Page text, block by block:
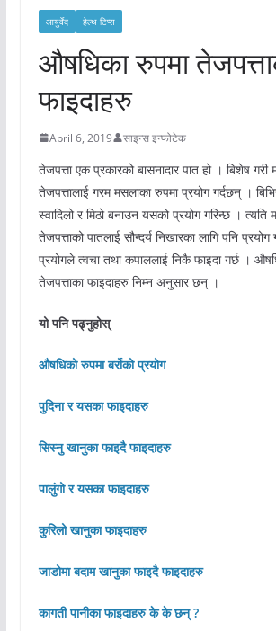
आयुर्वेद हेल्थ टिप्स
औषधिका रुपमा
फाइदाहरु
April 6, 2019 साइन्स इन्फोटेक
तेजपत्ता एक प्रकारको बासनादार पात हो । बिशेष गरी
तेजपत्तालाई गरम मसलाका रुपमा प्रयोग गर्दछन् ।
स्वादिलो र मिठो बनाउन यसको प्रयोग गरिन्छ । त्यति
तेजपत्ताको पातलाई सौन्दर्य निखारका लागि पनि
प्रयोगले त्वचा तथा कपाललाई निकै फाइदा गर्छ ।
तेजपत्ताका फाइदाहरु निम्न अनुसार छन् ।
यो पनि पढ्नुहोस्
औषधिको रुपमा बर्रोको प्रयोग
पुदिना र यसका फाइदाहरु
सिस्नु खानुका फाइदै फाइदाहरु
पालुंगो र यसका फाइदाहरु
कुरिलो खानुका फाइदाहरु
जाडोमा बदाम खानुका फाइदै फाइदाहरु
कागती पानीका फाइदाहरु के के छन् ?